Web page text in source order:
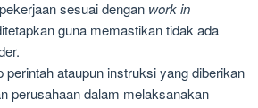
sesuai dengan work in
guna memastikan tidak ada
perintah ataupun instruksi yang diberikan
perusahaan dalam melaksanakan